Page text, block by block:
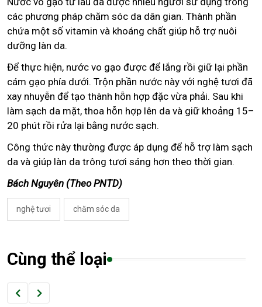
các phương pháp chăm sóc da dân gian. Thành phần
chứa một số vitamin và khoáng chất giúp hỗ trợ nuôi
dưỡng làn da.
Để thực hiện, nước vo gạo được để lắng rồi giữ lại phần
cám gạo phía dưới. Trộn phần nước này với nghệ tươi đã
xay nhuyễn để tạo thành hỗn hợp đặc vừa phải. Sau khi
làm sạch da mặt, thoa hỗn hợp lên da và giữ khoảng 15–
20 phút rồi rửa lại bằng nước sạch.
Công thức này thường được áp dụng để hỗ trợ làm sạch
da và giúp làn da trông tươi sáng hơn theo thời gian.
Bách Nguyên (Theo PNTD)
nghệ tươi chăm sóc da
Cùng thể loại